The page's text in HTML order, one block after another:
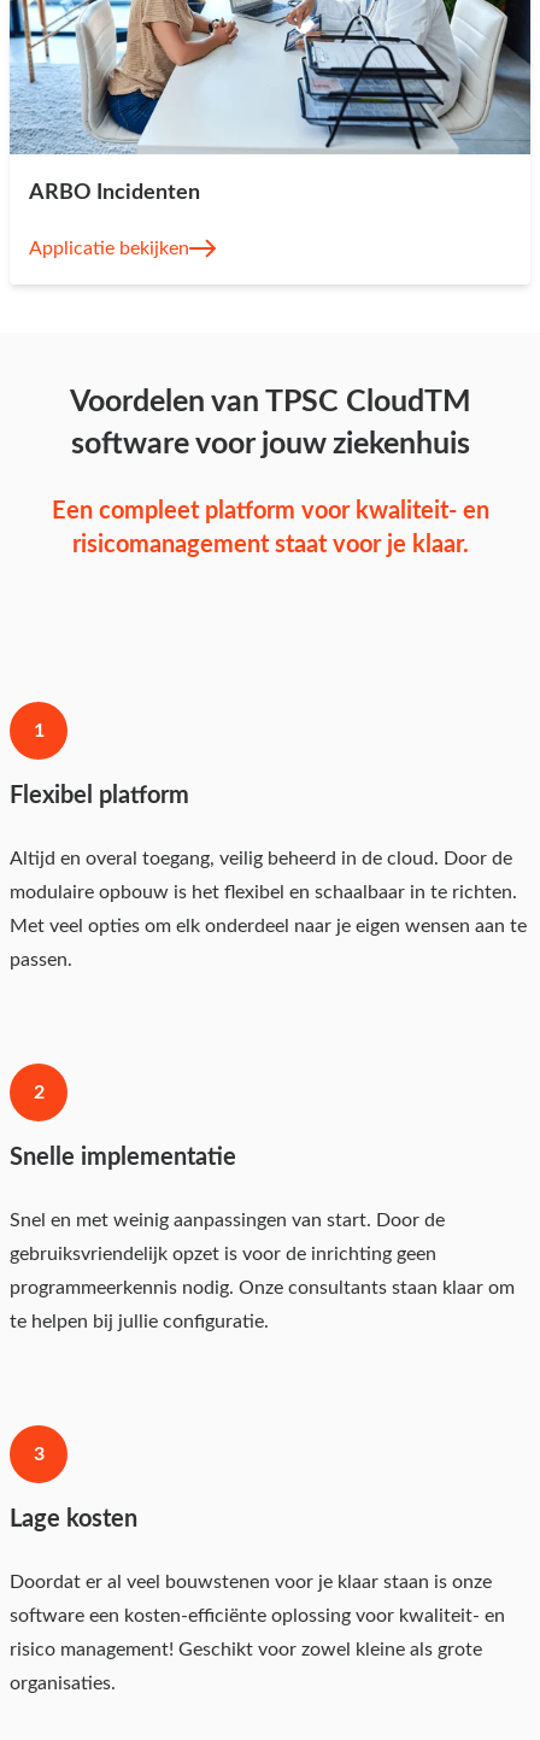
ARBO Incidenten
Applicatie bekijken
Voordelen van TPSC CloudTM
software voor jouw ziekenhuis
Een compleet platform voor kwaliteit- en
risicomanagement staat voor je klaar.
1
Flexibel platform
Altijd en overal toegang, veilig beheerd in de cloud. Door de
modulaire opbouw is het flexibel en schaalbaar in te richten.
Met veel opties om elk onderdeel naar je eigen wensen aan te
passen.
2
Snelle implementatie
Snel en met weinig aanpassingen van start. Door de
gebruiksvriendelijk opzet is voor de inrichting geen
programmeerkennis nodig. Onze consultants staan klaar om
te helpen bij jullie configuratie.
3
Lage kosten
Doordat er al veel bouwstenen voor je klaar staan is onze
software een kosten-efficiënte oplossing voor kwaliteit- en
risico management! Geschikt voor zowel kleine als grote
organisaties.